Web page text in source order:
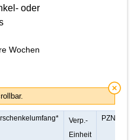
oder
Wochen
Verp.-
Einheit
PZN